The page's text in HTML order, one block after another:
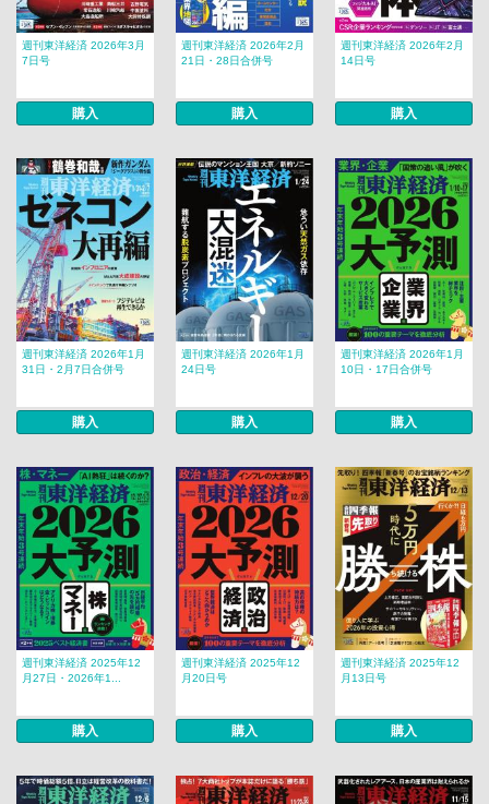
週刊東洋経済 2026年3月
7日号
購入
週刊東洋経済 2026年2月
21日・28日合併号
購入
週刊東洋経済 2026年2月
14日号
購入
週刊東洋経済 2026年1月
31日・2月7日合併号
購入
週刊東洋経済 2026年1月
24日号
購入
週刊東洋経済 2026年1月
10日・17日合併号
購入
週刊東洋経済 2025年12
月27日・2026年1...
購入
週刊東洋経済 2025年12
月20日号
購入
週刊東洋経済 2025年12
月13日号
購入